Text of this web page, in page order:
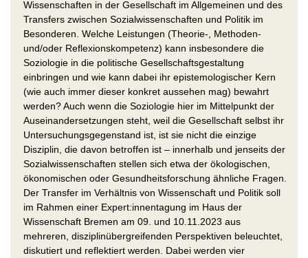
Wissenschaften in der Gesellschaft im Allgemeinen und des
Transfers zwischen Sozialwissenschaften und Politik im
Besonderen. Welche Leistungen (Theorie-, Methoden-
und/oder Reflexionskompetenz) kann insbesondere die
Soziologie in die politische Gesellschaftsgestaltung
einbringen und wie kann dabei ihr epistemologischer Kern
(wie auch immer dieser konkret aussehen mag) bewahrt
werden? Auch wenn die Soziologie hier im Mittelpunkt der
Auseinandersetzungen steht, weil die Gesellschaft selbst ihr
Untersuchungsgegenstand ist, ist sie nicht die einzige
Disziplin, die davon betroffen ist – innerhalb und jenseits der
Sozialwissenschaften stellen sich etwa der ökologischen,
ökonomischen oder Gesundheitsforschung ähnliche Fragen.
Der Transfer im Verhältnis von Wissenschaft und Politik soll
im Rahmen einer Expert:innentagung im Haus der
Wissenschaft Bremen am 09. und 10.11.2023 aus
mehreren, disziplinübergreifenden Perspektiven beleuchtet,
diskutiert und reflektiert werden. Dabei werden vier